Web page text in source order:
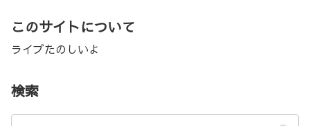
このサイトについて
ライブたのしいよ
検索